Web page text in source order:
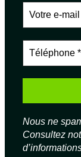
Nous ne
Consultez